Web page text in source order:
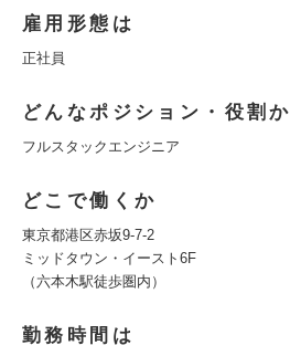
雇用形態は
正社員
どんなポジション・役割か
フルスタックエンジニア
どこで働くか
東京都港区赤坂9-7-2
ミッドタウン・イースト6F
（六本木駅徒歩圏内）
勤務時間は